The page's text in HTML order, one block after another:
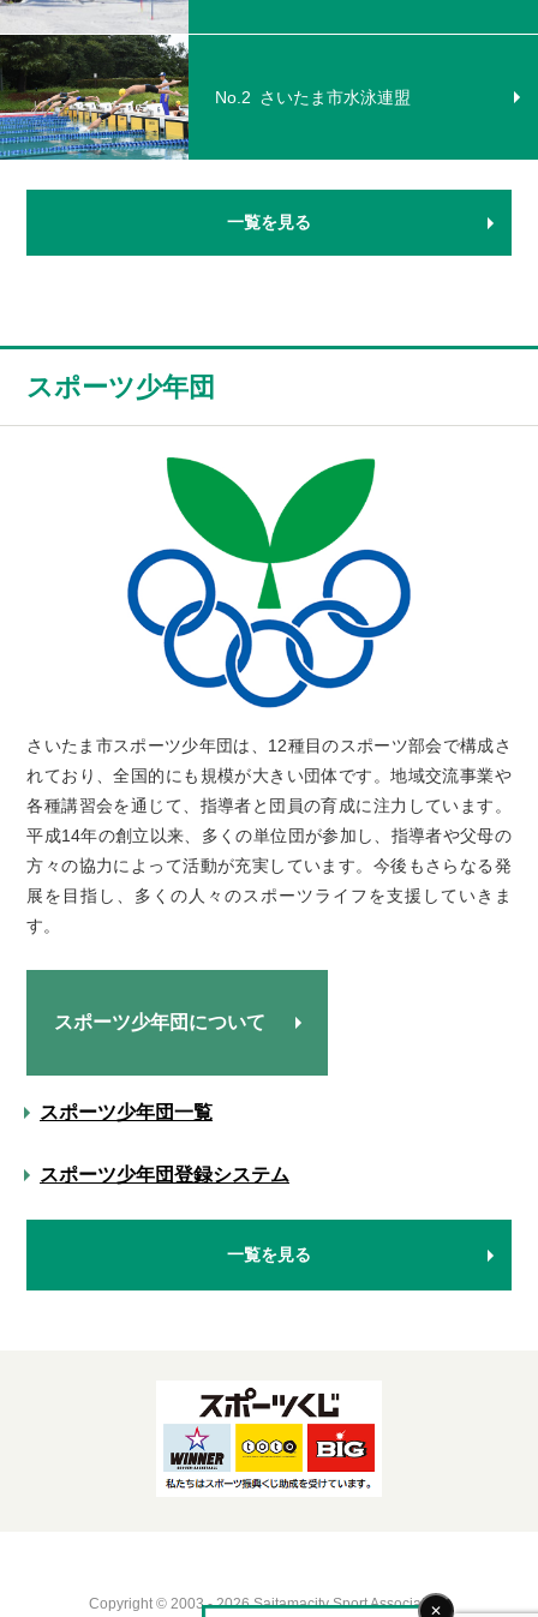
No.2 さいたま市水泳連盟
一覧を見る
スポーツ少年団
さいたま市スポーツ少年団は、12種目のスポーツ部会で構成さ
れており、全国的にも規模が大きい団体です。地域交流事業や
各種講習会を通じて、指導者と団員の育成に注力しています。
平成14年の創立以来、多くの単位団が参加し、指導者や父母の
方々の協力によって活動が充実しています。今後もさらなる発
展を目指し、多くの人々のスポーツライフを支援していきま
す。
スポーツ少年団について
スポーツ少年団一覧
スポーツ少年団登録システム
一覧を見る
✕
Copyright © 2003 - 2026 Saitamacity Sport Association.